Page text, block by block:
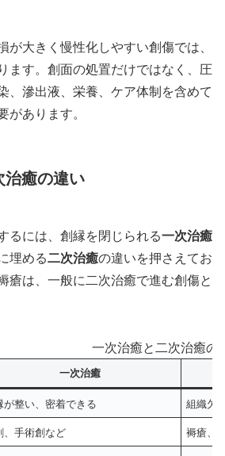
が大きく慢性化しやすい創傷では、
ます。創面の処置だけではなく、圧
、滲出液、栄養、ケア体制を含めて
あります。
治癒の違い
るには、創縁を閉じられる一次治癒
埋める二次治癒の違いを押さえてお
瘡は、一般に二次治癒で進む創傷と
一次治癒と二次治癒の
一次治癒
が整い、密着できる 組織欠
、手術創など 褥瘡、